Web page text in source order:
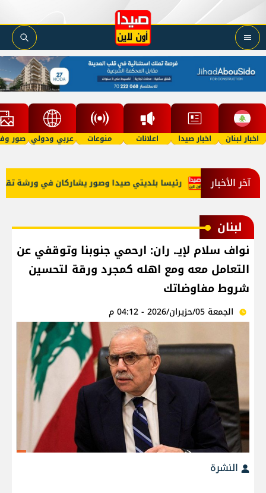
اخبار لبنان اخبار صيدا اعلانات منوعات عربي ودولي صور
آخر الأخبار رئيسا بلديتي صيدا وصور يشاركان في ورشة تقنية التوالي
لبنان
نواف سلام لإيـ. ران: ارحمي جنوبنا وتوقفي عن
التعامل معه ومع اهله كمجرد ورقة لتحسين
شروط مفاوضاتك
الجمعة 05/حزيران/2026 - 04:12 م
النشرة